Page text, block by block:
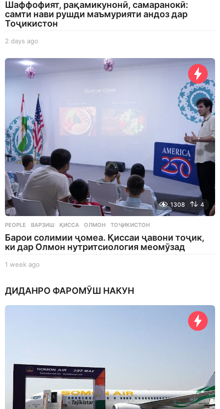
Шаффофият, рақамикунонӣ, самаранокӣ:
самти нави рушди маъмурияти андоз дар
Тоҷикистон
2 days ago
a
g
o
1308 4
PEOPLE ВАРЗИШ ,ҚИССА ,ОЛМОН ,ТОҶИКИСТОН
Барои солимии ҷомеа. Қиссаи ҷавони тоҷик,
ки дар Олмон нутритсиология меомӯзад
1 week ago
e
ДИДАНРО ФАРОМӮШ НАКУН